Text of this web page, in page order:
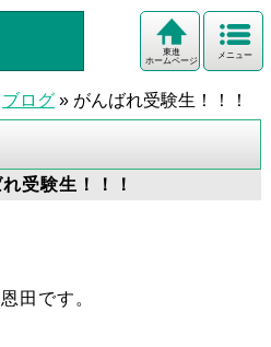
メニュー
東進
ホームページ
ブログ » がんばれ受験生！！！
受験生！！！
田です。